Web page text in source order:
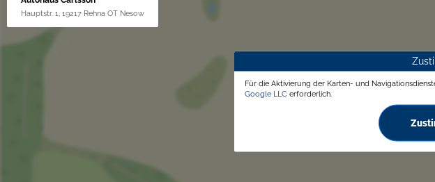
Hauptstr. 1, 19217 Rehna OT Nesow
Für die Aktivierung der Karten- und
Google LLC erforderlich.